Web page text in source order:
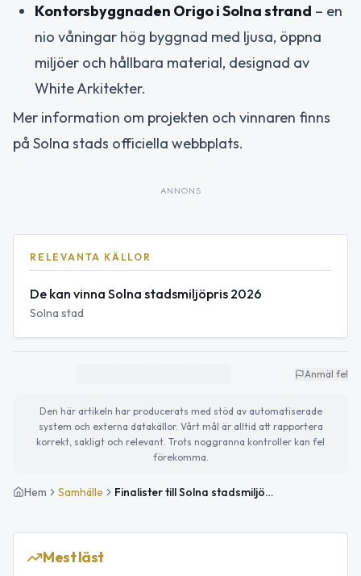
Kontorsbyggnaden Origo i Solna strand – en
nio våningar hög byggnad med ljusa, öppna
miljöer och hållbara material, designad av
White Arkitekter.
Mer information om projekten och vinnaren finns
på Solna stads officiella webbplats.
ANNONS
RELEVANTA KÄLLOR
De kan vinna Solna stadsmiljöpris 2026
Solna stad
Anmäl fel
Den här artikeln har producerats med stöd av automatiserade
system och externa datakällor. Vårt mål är alltid att rapportera
korrekt, sakligt och relevant. Trots noggranna kontroller kan fel
förekomma.
Hem Samhälle Finalister till Solna stadsmiljöpris 2026 klara
Mest läst